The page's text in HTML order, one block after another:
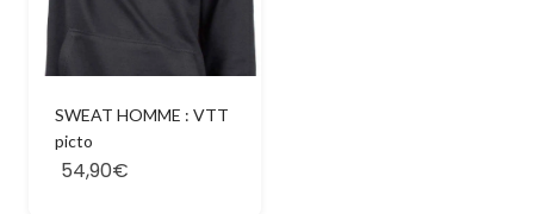
SWEAT HOMME : VTT
picto
54,90€